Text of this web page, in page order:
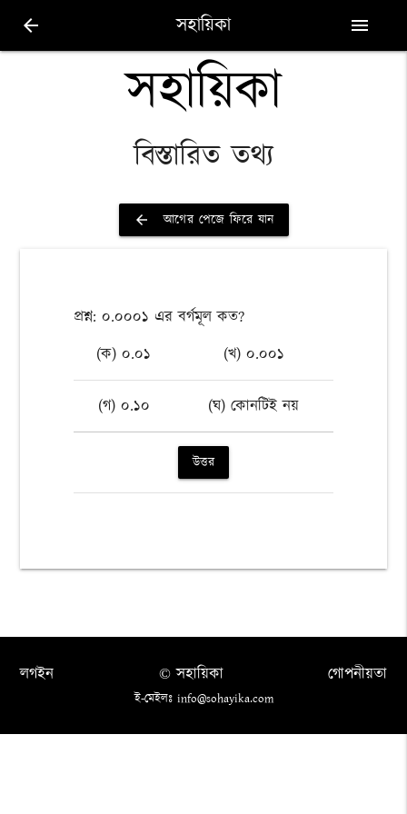
arrow_back সহায়িকা menu
সহায়িকা
বিস্তারিত তথ্য
arrow_back আগের পেজে ফিরে যান
প্রশ্ন: ০.০০০১ এর বর্গমূল কত?
(ক) ০.০১
(খ) ০.০০১
(গ) ০.১০ (ঘ) কোনটিই নয়
উত্তর
লগইন গোপনীয়তা
© সহায়িকা
ই-মেইলঃ info@sohayika.com